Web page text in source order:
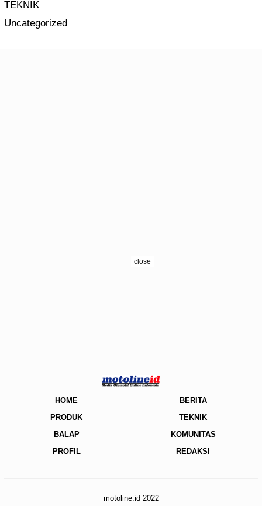
TEKNIK
Uncategorized
HOME
BERITA
PRODUK
TEKNIK
BALAP
KOMUNITAS
PROFIL
REDAKSI
motoline.id 2022
close